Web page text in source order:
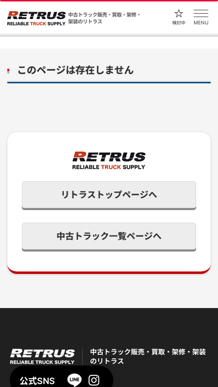
中古トラック販売・買取・架修・
架装のリトラス
検討中 MENU
このページは存在しません
リトラストップページへ
中古トラック一覧ページへ
中古トラック販売・買取・架修・架装
のリトラス
公式SNS